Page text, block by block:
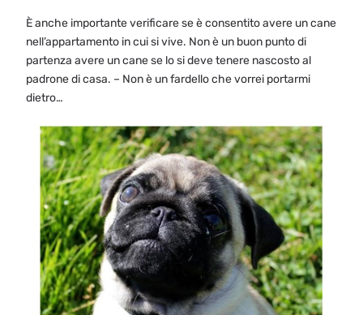
È anche importante verificare se è consentito avere un cane
nell’appartamento in cui si vive. Non è un buon punto di
partenza avere un cane se lo si deve tenere nascosto al
padrone di casa. – Non è un fardello che vorrei portarmi
dietro…